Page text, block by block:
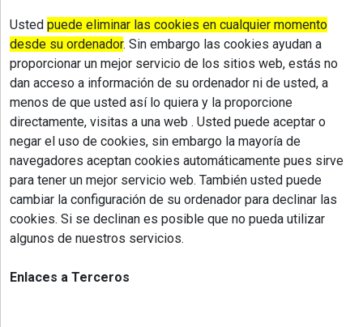
Usted puede eliminar las cookies en cualquier momento
desde su ordenador. Sin embargo las cookies ayudan a
proporcionar un mejor servicio de los sitios web, estás no
dan acceso a información de su ordenador ni de usted, a
menos de que usted así lo quiera y la proporcione
directamente, visitas a una web . Usted puede aceptar o
negar el uso de cookies, sin embargo la mayoría de
navegadores aceptan cookies automáticamente pues sirve
para tener un mejor servicio web. También usted puede
cambiar la configuración de su ordenador para declinar las
cookies. Si se declinan es posible que no pueda utilizar
algunos de nuestros servicios.
Enlaces a Terceros